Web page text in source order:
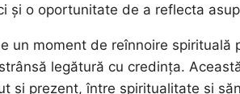
și o oportunitate de a reflecta
un moment de reînnoire
legătură cu credința.
și prezent, între spiritualitate și